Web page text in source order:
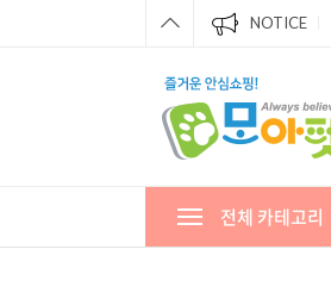
NOTICE
전체 카테고리